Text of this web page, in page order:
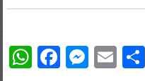
WhatsApp
Facebook